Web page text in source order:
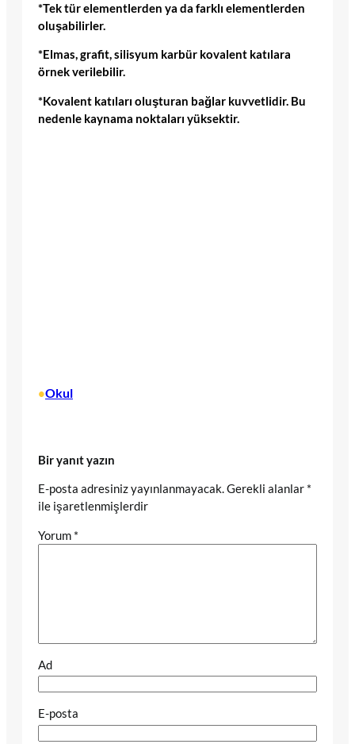
*Tek tür elementlerden ya da farklı elementlerden
oluşabilirler.
*Elmas, grafit, silisyum karbür kovalent katılara
örnek verilebilir.
*Kovalent katıları oluşturan bağlar kuvvetlidir. Bu
nedenle kaynama noktaları yüksektir.
•Okul
Bir yanıt yazın
E-posta adresiniz yayınlanmayacak.Gerekli alanlar *
ile işaretlenmişlerdir
Yorum *
Ad
E-posta